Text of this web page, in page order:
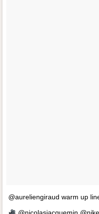
@aureliengiraud warm up